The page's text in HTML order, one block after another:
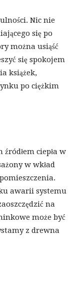
Nic nie
się po
można usiąść
się spokojem
książek,
po ciężkim
ciepła w
w wkład
awarii systemu
na
może być
z drewna